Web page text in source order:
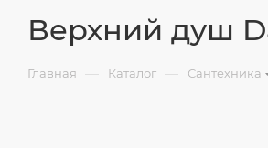
Верхний душ
Главная — Каталог — Сантехника